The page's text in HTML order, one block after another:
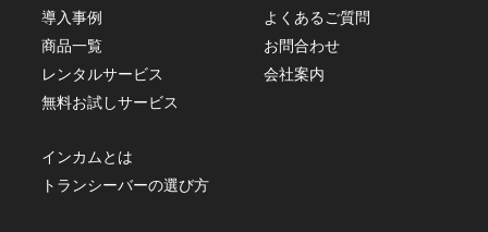
導入事例
商品一覧
レンタルサービス
無料お試しサービス
よくあるご質問
お問合わせ
会社案内
インカムとは
トランシーバーの選び方